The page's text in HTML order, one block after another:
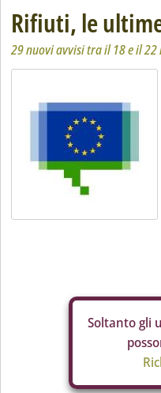
Rifiuti, le
29 nuovi avvisi tra il 18 e il 22
Soltanto gli